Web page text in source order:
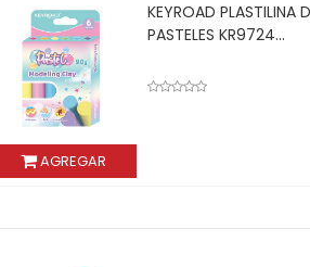
AGREGAR
KEYROAD PALITOS
COLORES SURT.